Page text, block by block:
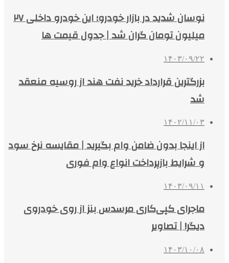
نوسان شدید در بازار خودرو؛ این خودرو داخلی ۲۷
میلیون تومان گران شد | جدول قیمت ها
۱۴۰۳/۰۹/۲۲
بزرگترین قرارداد خرید نفت هند از روسیه منعقد
شد
۱۴۰۲/۱۱/۰۳
از اینجا بدون ضامن وام بگیرید | مقایسه نرخ سود
و شرایط بازپرداخت انواع وام فوری
۱۴۰۳/۰۹/۱۱
ماجرای کپی‌کاری مرسدس بنز از روی خودروی
دیگر! | تصاویر
۱۴۰۳/۱۰/۰۸